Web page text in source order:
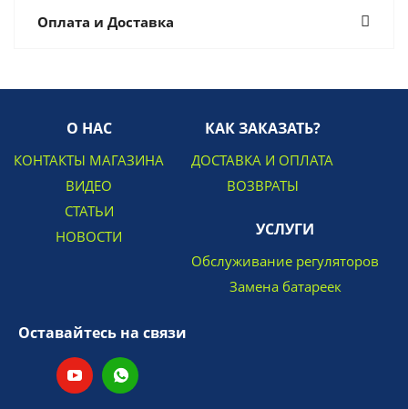
Оплата и Доставка
О НАС
КОНТАКТЫ МАГАЗИНА
ВИДЕО
СТАТЬИ
НОВОСТИ
КАК ЗАКАЗАТЬ?
ДОСТАВКА И ОПЛАТА
ВОЗВРАТЫ
УСЛУГИ
Обслуживание регуляторов
Замена батареек
Оставайтесь на связи